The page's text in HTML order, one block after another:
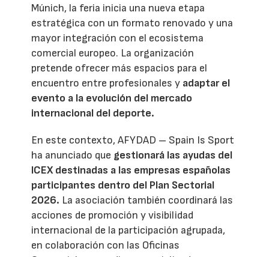
Múnich, la feria inicia una nueva etapa
estratégica con un formato renovado y una
mayor integración con el ecosistema
comercial europeo. La organización
pretende ofrecer más espacios para el
encuentro entre profesionales y adaptar el
evento a la evolución del mercado
internacional del deporte.
En este contexto, AFYDAD – Spain Is Sport
ha anunciado que gestionará las ayudas del
ICEX destinadas a las empresas españolas
participantes dentro del Plan Sectorial
2026. La asociación también coordinará las
acciones de promoción y visibilidad
internacional de la participación agrupada,
en colaboración con las Oficinas